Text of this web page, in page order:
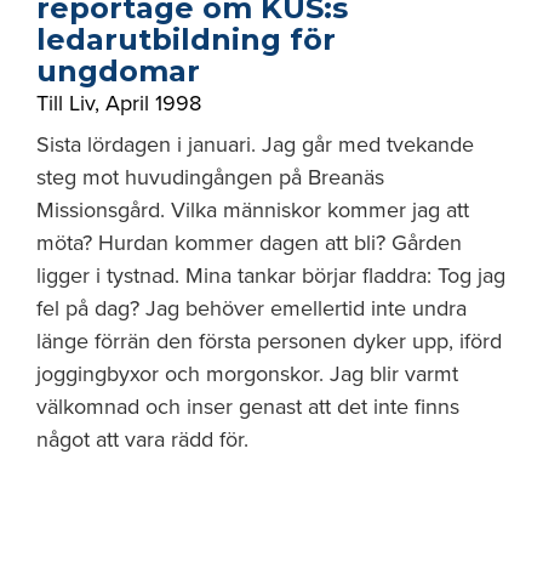
reportage om KUS:s
ledarutbildning för
ungdomar
Till Liv, April 1998
Sista lördagen i januari. Jag går med tvekande
steg mot huvudingången på Breanäs
Missionsgård. Vilka människor kommer jag att
möta? Hurdan kommer dagen att bli? Gården
ligger i tystnad. Mina tankar börjar fladdra: Tog jag
fel på dag? Jag behöver emellertid inte undra
länge förrän den första personen dyker upp, iförd
joggingbyxor och morgonskor. Jag blir varmt
välkomnad och inser genast att det inte finns
något att vara rädd för.